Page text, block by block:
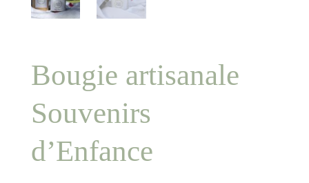
Bougie artisanale
Souvenirs
d’Enfance